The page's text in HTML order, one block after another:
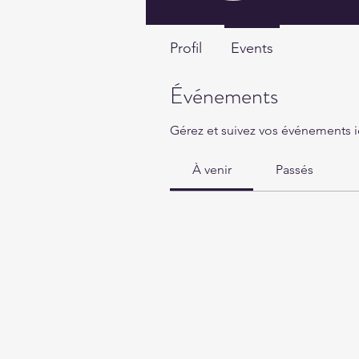
Événements
Gérez et suivez vos événements
À venir Passés
Profil Events